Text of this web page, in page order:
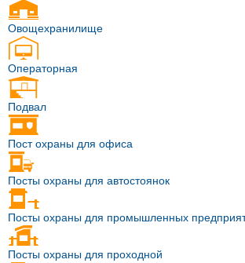
Овощехранилище
Операторная
Подвал
Пост охраны для офиса
Посты охраны для автостоянок
Посты охраны для промышленных
Посты охраны для проходной